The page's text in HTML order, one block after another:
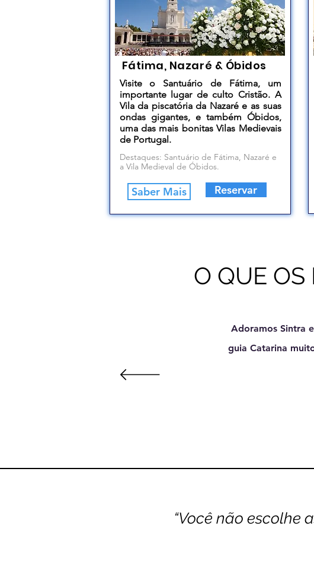
Fátima, Nazaré & Óbidos
Visite o Santuário de Fátima, um
importante lugar de culto Cristão. A
Vila da piscatória da Nazaré e as suas
ondas gigantes, e também Óbidos,
uma das mais bonitas Vilas Medievais
de Portugal.
Destaques: Santuário de Fátima, Nazaré e
a Vila Medieval de Óbidos.
Saber Mais Reservar
O QUE OS
Adoramos Sintra
guia Catarina
“Você não escolhe